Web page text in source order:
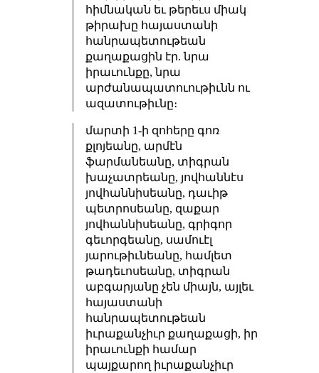
հիմնական եւ թերեւս միակ
թիրախը հայաստանի
հանրապետութեան
քաղաքացին էր. նրա
իրաւունքը, նրա
արժանապատուութիւնն ու
ազատութիւնը։
մարտի 1-ի զոհերը գոռ
քլոյեանը, արմէն
ֆարմանեանը, տիգրան
խաչատրեանը, յովհաննէս
յովհաննիսեանը, դաւիթ
պետրոսեանը, զաքար
յովհաննիսեանը, գրիգոր
գեւորգեանը, սամուէլ
յարութիւնեանը, համլետ
թադեւոսեանը, տիգրան
աբգարյանը չեն միայն, այլեւ
հայաստանի
հանրապետութեան
իւրաքանչիւր քաղաքացի, իր
իրաւունքի համար
պայքարող իւրաքանչիւր